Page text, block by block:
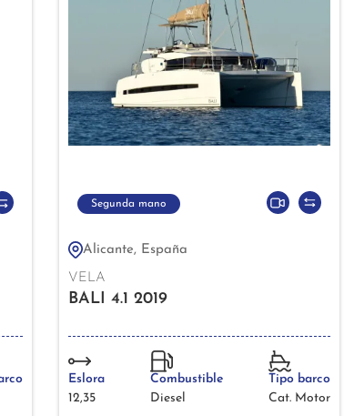
Segunda mano
Alicante, España
VELA
BALI 4.1 2019
Eslora
12,35
Combustible
Diesel
Tipo barco
Cat. Motor